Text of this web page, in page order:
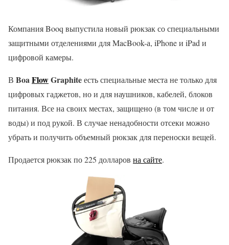
Компания Booq выпустила новый рюкзак со специальными
защитными отделениями для MacBook-а, iPhone и iPad и
цифровой камеры.
В BoaFlowGraphiteесть специальные места не только для
цифровых гаджетов, но и для наушников, кабелей, блоков
питания. Все на своих местах, защищено (в том числе и от
воды) и под рукой. В случае ненадобности отсеки можно
убрать и получить объемный рюкзак для переноски вещей.
Продается рюкзак по 225 долларов на сайте.